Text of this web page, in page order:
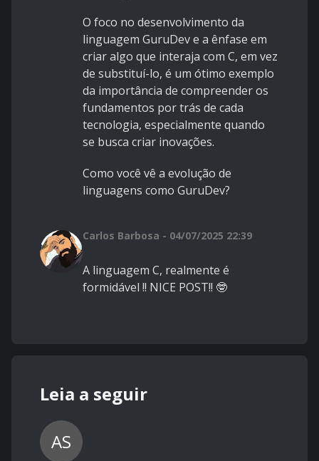
O foco no desenvolvimento da
linguagem GuruDev e a ênfase em
criar algo que interaja com C, em vez
de substituí-lo, é um ótimo exemplo
da importância de compreender os
fundamentos por trás de cada
tecnologia, especialmente quando
se busca criar inovações.
Como você vê a evolução de
linguagens como GuruDev?
Carlos Barbosa - 04/07/2025 22:39
A linguagem C, realmente é
formidável !! NICE POST!! 🤓
Leia a seguir
AS